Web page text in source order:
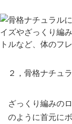
２，骨格ナチュ
ざっくり編みの
のように首元に